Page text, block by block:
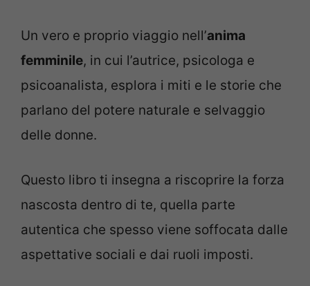
Un vero e proprio viaggio nell’anima
femminile, in cui l’autrice, psicologa e
psicoanalista, esplora i miti e le storie che
parlano del potere naturale e selvaggio
delle donne.
Questo libro ti insegna a riscoprire la forza
nascosta dentro di te, quella parte
autentica che spesso viene soffocata dalle
aspettative sociali e dai ruoli imposti.